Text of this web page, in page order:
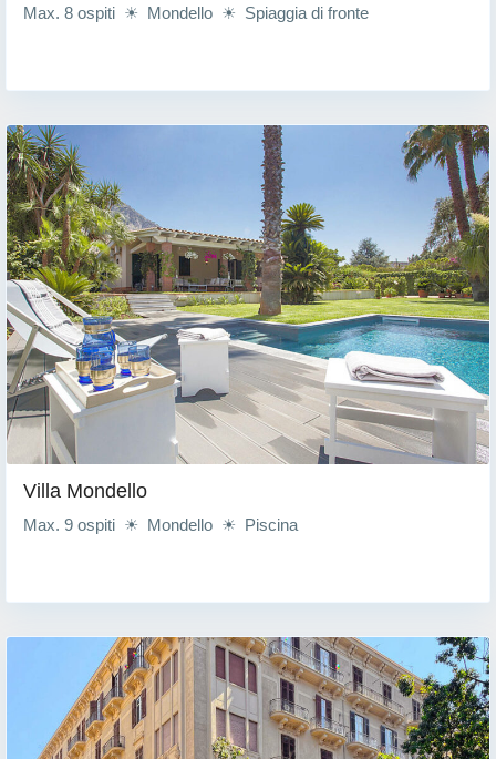
Max. 8 ospiti ☀ Mondello ☀ Spiaggia di fronte
Villa Mondello
Max. 9 ospiti ☀ Mondello ☀ Piscina